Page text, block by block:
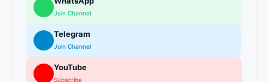
Join Channel
Telegram
Join Channel
YouTube
Subscribe